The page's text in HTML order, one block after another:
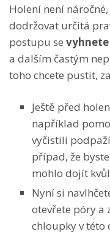
Holení není
dodržovat určitá
postupu se
a dalším častým
toho chcete pustit,
Ještě před
například
vyčistili
případ, že
mohlo dojít
Nyní si
otevřete póry a
chloupky v této